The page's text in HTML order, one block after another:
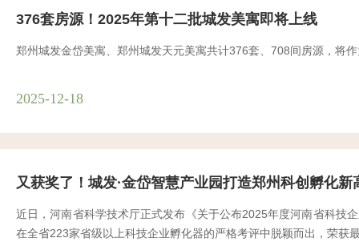
376套房源！2025年第十二批城发美寓即将上线
郑州城发金岱美寓、郑州城发天元美寓共计376套、708间房源，将
2025-12-18
又获奖了！城发·金岱智慧产业园打造郑州科创孵化新
近日，河南省科学技术厅正式发布《关于公布2025年度河南省科技
在全省223家省级以上科技企业孵化器的严格考评中脱颖而出，荣获